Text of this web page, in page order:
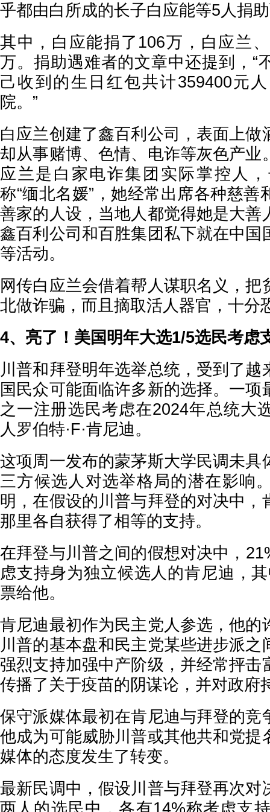
乎都由白所成的长子白应能等5人捐
其中，白应能捐了106万，白应兰
万。捐助遇难者的文章中还提到，“
己收到的生日红包共计359400元
院。”
白应兰创建了鑫百利公司，表面上做
却从事赌博、色情、电诈等灰色产业
应兰是白家电诈集团实际掌控人
称“缅北名媛”，她经常出席各种慈善
善家的人设，当地人都觉得她是大善
鑫百利公司和百胜集团私下就在中国
等活动。
网传白应兰会借着帮人谋职名义，把
北做诈骗，而且摘取活人器官，十分
4、亮了！美国明年大选1/5选民考虑
川普和拜登明年选举总统，受到了越
国民众可能面临许多新的选择。一项
之一注册选民考虑在2024年总统大
人罗伯特·F·肯尼迪。
这项周一发布的蒙茅斯大学民调未具
三方候选人对选举格局的潜在影响
明，在假设的川普与拜登的对决中，
那里各自获得了相等的支持。
在拜登与川普之间的假想对决中，
虑支持身为独立候选人的肯尼迪，
票给他。
肯尼迪最初作为民主党人参选，他的
川普的基本盘和民主党某些进步派之
强烈支持加强中产阶级，并经常抨击
传播了关于疫苗的阴谋论，并对政府
保守派媒体最初在肯尼迪与拜登的竞
他成为可能威胁川普或其他共和党提
媒体的态度发生了转变。
最新民调中，假设川普与拜登再次对
两人的选民中，各有14%称考虑支